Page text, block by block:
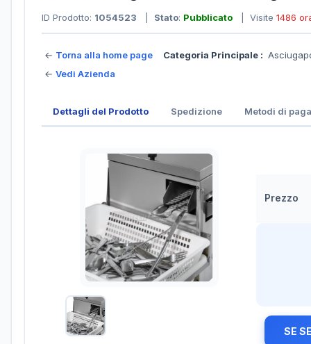
ID Prodotto: 1054523 Stato: Pubblicato | Visite 1486
← Torna alla home page
← Vedi Azienda
Categoria Principale :
Dettagli del Prodotto Spedizione Metodi di
Prezzo
SE